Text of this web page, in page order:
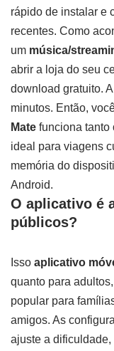
rápido de instalar e
recentes. Como
um música/
abrir a loja do seu
download gratuito.
minutos. Então,
Mate funciona tanto
ideal para viagens
memória do
Android.
O aplicativo é
públicos?
Isso aplicativo
quanto para
popular para
amigos. As
ajuste a